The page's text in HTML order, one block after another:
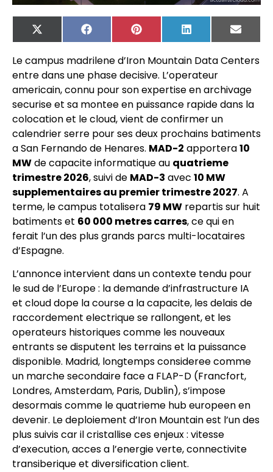
X
(Twitter)
FacebookPinterest LinkedIn
Email
Le campus madrilene d’Iron Mountain Data Centers
entre dans une phase decisive. L’operateur
americain, connu pour son expertise en archivage
securise et sa montee en puissance rapide dans la
colocation et le cloud, vient de confirmer un
calendrier serre pour ses deux prochains batiments
a San Fernando de Henares. MAD-2 apportera10
MWde capacite informatique au quatrieme
trimestre 2026, suivi de MAD-3 avec 10 MW
supplementaires au premier trimestre 2027. A
terme, le campus totalisera 79 MW repartis sur huit
batiments et 60 000 metres carres, ce qui en
ferait l’un des plus grands parcs multi-locataires
d’Espagne.
L’annonce intervient dans un contexte tendu pour
le sud de l’Europe : la demande d’infrastructure IA
et cloud dope la course a la capacite, les delais de
raccordement electrique se rallongent, et les
operateurs historiques comme les nouveaux
entrants se disputent les terrains et la puissance
disponible. Madrid, longtemps consideree comme
un marche secondaire face a FLAP-D (Francfort,
Londres, Amsterdam, Paris, Dublin), s’impose
desormais comme le quatrieme hub europeen en
devenir. Le deploiement d’Iron Mountain est l’un des
plus suivis car il cristallise ces enjeux : vitesse
d’execution, acces a l’energie verte, connectivite
transiberique et diversification client.